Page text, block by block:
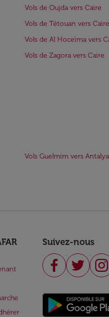
Vols de Oujda vers Caire
Vols de Tétouan vers Caire
Vols de Al Hoceïma vers
Vols de Zagora vers Caire
Vols Guelmim vers Antalya
Suivez-nous